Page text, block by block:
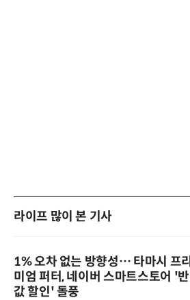
라이프 많이 본 기사
1% 오차 없는 방향성… 타마시 프리
미엄 퍼터, 네이버 스마트스토어 '반
값 할인' 돌풍